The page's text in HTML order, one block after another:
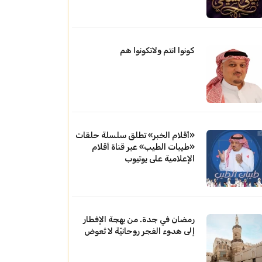
كونوا انتم ولاتكونوا هم
«أقلام الخبر» تطلق سلسلة حلقات
«طيبات الطيب» عبر قناة أقلام
الإعلامية على يوتيوب
رمضان في جدة. من بهجة الإفطار
إلى هدوء الفجر روحانيّة لا تُعوض